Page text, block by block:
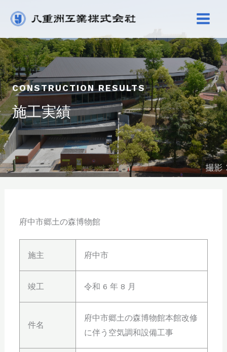
を
ス
キ
ッ
プ
CONSTRUCTION RESULTS
施工実績
府中市郷土の森博物館
施主 府中市
竣工 令和 6 年 8 月
件名
府中市郷土の森博物館本館改修
に伴う空気調和設備工事